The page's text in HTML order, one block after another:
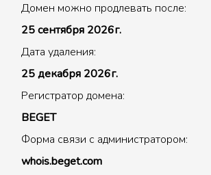
Домен можно продлевать после:
25 сентября 2026г.
Дата удаления:
25 декабря 2026г.
Регистратор домена:
BEGET
Форма связи с администратором:
whois.beget.com